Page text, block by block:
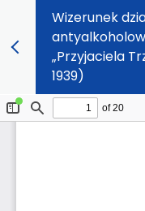
Wizerunek
„Przyjaciela
1939)